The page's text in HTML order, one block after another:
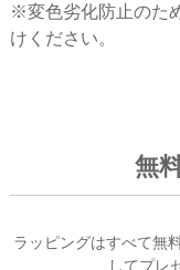
※変色劣化防止のた
けください。
無
ラッピングはすべて無
してプレ